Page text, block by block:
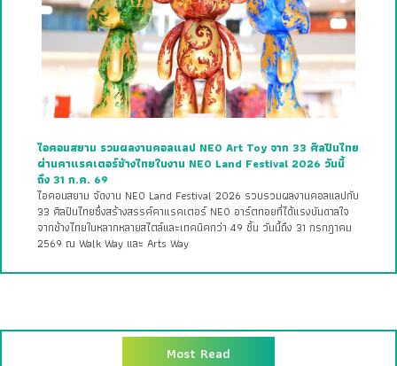
ไอคอนสยาม รวมผลงานคอลแลป NEO Art Toy จาก 33 ศิลปินไทย
ผ่านคาแรคเตอร์ช้างไทยในงาน NEO Land Festival 2026 วันนี้
ถึง 31 ก.ค. 69
ไอคอนสยาม จัดงาน NEO Land Festival 2026 รวบรวมผลงานคอลแลปกับ
33 ศิลปินไทยซึ่งสร้างสรรค์คาแรคเตอร์ NEO อาร์ตทอยที่ได้แรงบันดาลใจ
จากช้างไทยในหลากหลายสไตล์และเทคนิคกว่า 49 ชิ้น วันนี้ถึง 31 กรกฎาคม
2569 ณ Walk Way และ Arts Way
Most Read